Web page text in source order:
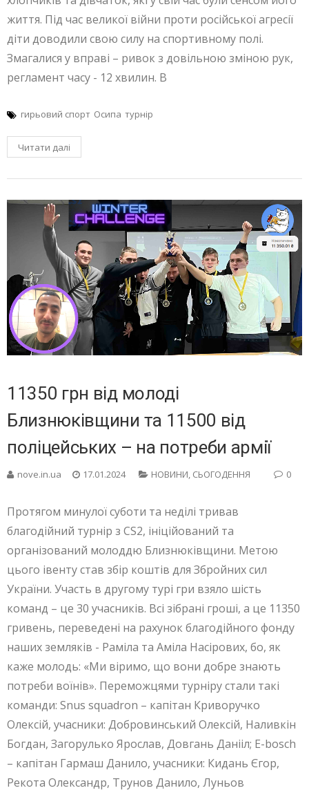
життя. Під час великої війни проти російської агресії
діти доводили свою силу на спортивному полі.
Змагалися у вправі – ривок з довільною зміною рук,
регламент часу - 12 хвилин. В
гирьовий спорт Осипа турнір
Читати далі
11350 грн від молоді
Близнюківщини та 11500 від
поліцейських – на потреби армії
nove.in.ua 17.01.2024 НОВИНИ, СЬОГОДЕННЯ 0
Протягом минулої суботи та неділі тривав
благодійний турнір з CS2, ініційований та
організований молоддю Близнюківщини. Метою
цього івенту став збір коштів для Збройних сил
України. Участь в другому турі гри взяло шість
команд – це 30 учасників. Всі зібрані гроші, а це 11350
гривень, переведені на рахунок благодійного фонду
наших земляків - Раміла та Аміла Насірових, бо, як
каже молодь: «Ми віримо, що вони добре знають
потреби воїнів». Переможцями турніру стали такі
команди: Snus squadron – капітан Криворучко
Олексій, учасники: Добровинський Олексій, Наливкін
Богдан, Загорулько Ярослав, Довгань Данііл; E-bosch
– капітан Гармаш Данило, учасники: Кидань Єгор,
Рекота Олександр, Трунов Данило, Луньов